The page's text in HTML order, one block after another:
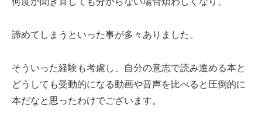
諦めてしまうといった事が多々ありました。
そういった経験も考慮し、自分の意志で読み進める本と
どうしても受動的になる動画や音声を比べると圧倒的に
本だなと思ったわけでございます。